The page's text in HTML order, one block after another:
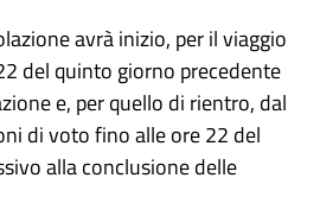
avrà inizio, per il viaggio
del quinto giorno precedente
e, per quello di rientro, dal
di voto fino alle ore 22 del
alla conclusione delle